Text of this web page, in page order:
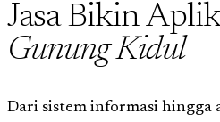
Jasa Bikin
Gunung Kidul
Dari sistem informasi